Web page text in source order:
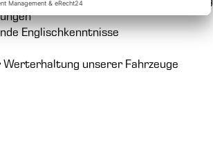
Englischkenntnisse
unserer Fahrzeuge